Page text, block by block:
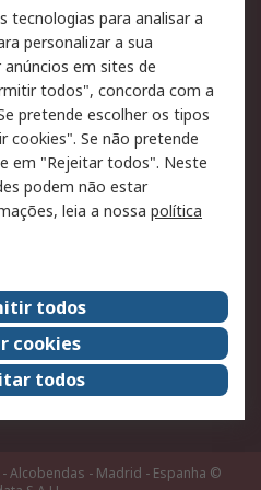
Política de cookies
Segurança de emails
RS Group
Trabalhar na RS
Alcobendas - Madrid - Espanha ©
tecnologias para analisar a
personalizar a sua
em sites de
todos", concorda com a
pretende escolher os tipos
cookies". Se não pretende
em "Rejeitar todos". Neste
podem não estar
leia a nossa política
todos
cookies
todos